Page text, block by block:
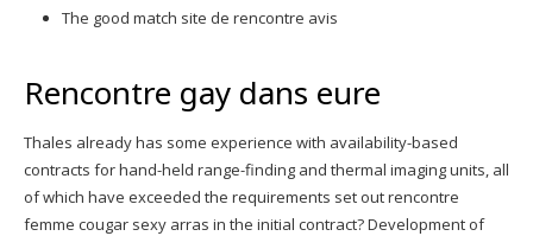
The good match site de rencontre avis
Rencontre gay dans eure
Thales already has some experience with availability-based
contracts for hand-held range-finding and thermal imaging units, all
of which have exceeded the requirements set out rencontre
femme cougar sexy arras in the initial contract? Development of